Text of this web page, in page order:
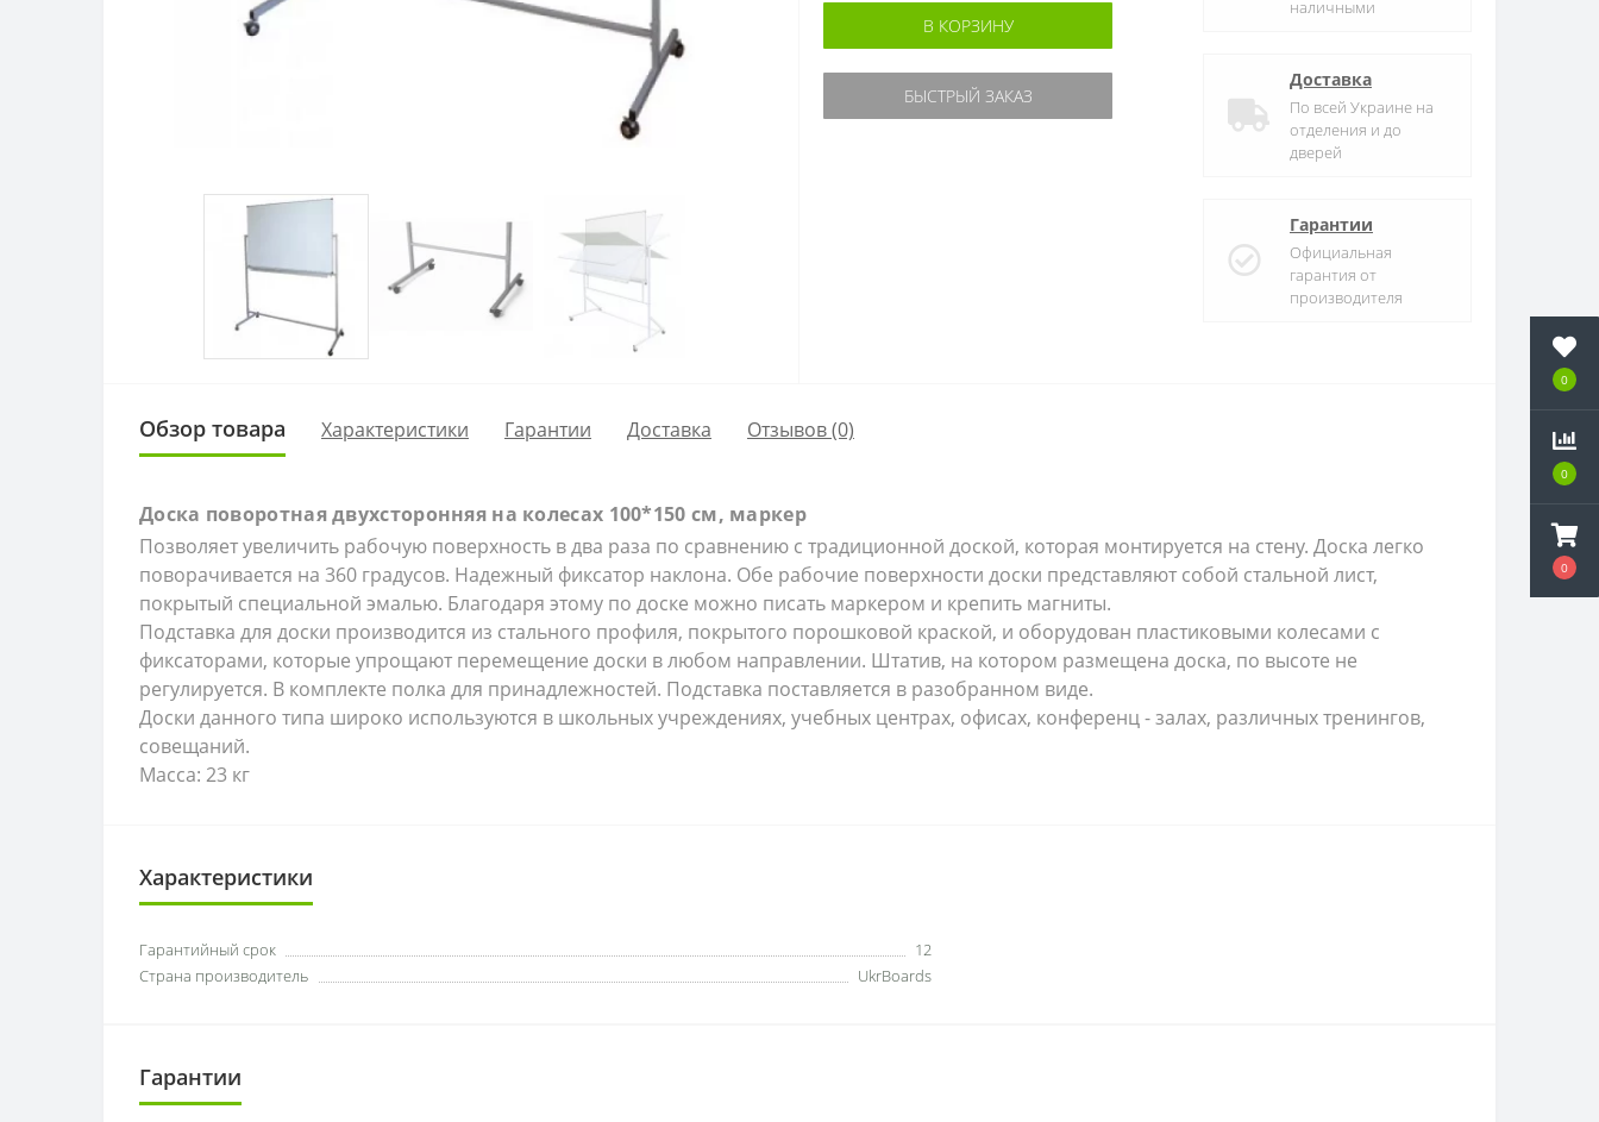
0
0
0
В КОРЗИНУ
БЫСТРЫЙ ЗАКАЗ
наличными
Доставка
По всей Украине на
отделения и до
дверей
Гарантии
Официальная
гарантия от
производителя
Обзор товара Характеристики Гарантии Доставка Отзывов (0)
Доска поворотная двухсторонняя на колесах 100*150 см, маркер
Позволяет увеличить рабочую поверхность в два раза по сравнению с традиционной доской, которая монтируется на стену. Доска легко
поворачивается на 360 градусов. Надежный фиксатор наклона. Обе рабочие поверхности доски представляют собой стальной лист,
покрытый специальной эмалью. Благодаря этому по доске можно писать маркером и крепить магниты.
Подставка для доски производится из стального профиля, покрытого порошковой краской, и оборудован пластиковыми колесами с
фиксаторами, которые упрощают перемещение доски в любом направлении. Штатив, на котором размещена доска, по высоте не
регулируется. В комплекте полка для принадлежностей. Подставка поставляется в разобранном виде.
Доски данного типа широко используются в школьных учреждениях, учебных центрах, офисах, конференц - залах, различных тренингов,
совещаний.
Масса: 23 кг
Характеристики
Гарантийный срок
12
Страна производитель
UkrBoards
Гарантии